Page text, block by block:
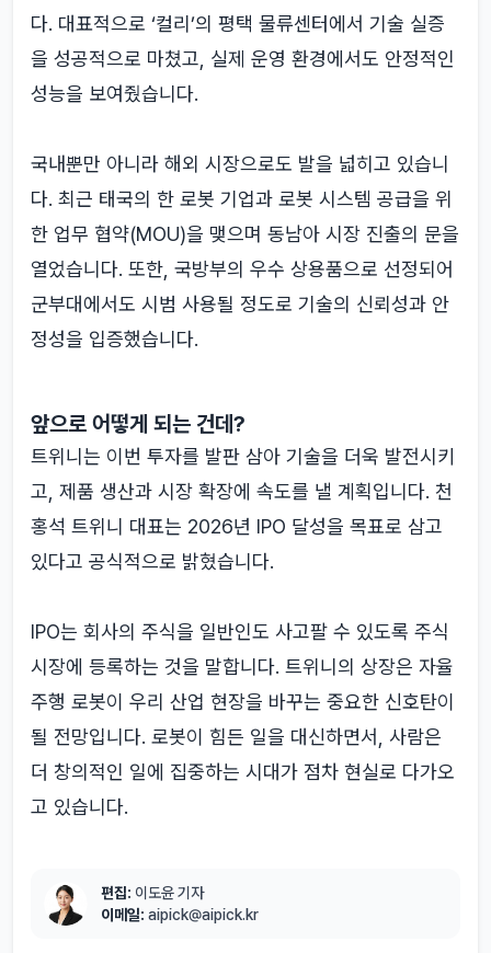
다. 대표적으로 ‘컬리’의 평택 물류센터에서 기술 실증
을 성공적으로 마쳤고, 실제 운영 환경에서도 안정적인
성능을 보여줬습니다.
국내뿐만 아니라 해외 시장으로도 발을 넓히고 있습니
다. 최근 태국의 한 로봇 기업과 로봇 시스템 공급을 위
한 업무 협약(MOU)을 맺으며 동남아 시장 진출의 문을
열었습니다. 또한, 국방부의 우수 상용품으로 선정되어
군부대에서도 시범 사용될 정도로 기술의 신뢰성과 안
정성을 입증했습니다.
앞으로 어떻게 되는 건데?
트위니는 이번 투자를 발판 삼아 기술을 더욱 발전시키
고, 제품 생산과 시장 확장에 속도를 낼 계획입니다. 천
홍석 트위니 대표는 2026년 IPO 달성을 목표로 삼고
있다고 공식적으로 밝혔습니다.
IPO는 회사의 주식을 일반인도 사고팔 수 있도록 주식
시장에 등록하는 것을 말합니다. 트위니의 상장은 자율
주행 로봇이 우리 산업 현장을 바꾸는 중요한 신호탄이
될 전망입니다. 로봇이 힘든 일을 대신하면서, 사람은
더 창의적인 일에 집중하는 시대가 점차 현실로 다가오
고 있습니다.
편집: 이도윤 기자
이메일: aipick@aipick.kr